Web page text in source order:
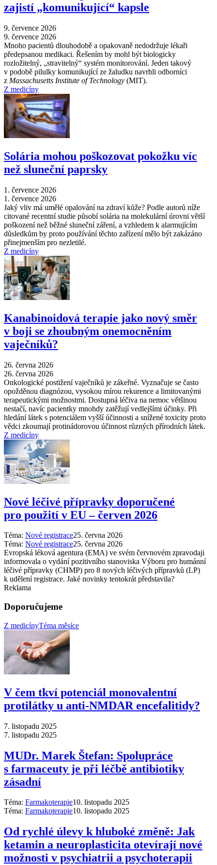
zajistí „komunikující“ kapsle
9. července 2026
9. července 2026
Mnoho pacientů dlouhodobě a opakovaně nedodržuje lékaři
předepsanou medikaci. Řešením by mohl být biologicky
rozložitelný, „stravitelný“ systém monitorování. Jeden takový
v podobě pilulky komunikující ze žaludku navrhli odborníci
z Massachusetts Institute of Technology (MIT).
Z medicíny
Solária mohou poškozovat pokožku víc
než sluneční paprsky
1. července 2026
1. července 2026
Jaký vliv má umělé opalování na zdraví kůže? Podle autorů níže
citované recentní studie působí solária na molekulární úrovni větší
poškození než běžné sluneční záření, a vzhledem k alarmujícím
důsledkům by proto používání těchto zařízení mělo být zakázáno
přinejmenším pro nezletilé.
Z medicíny
Kanabinoidová terapie jako nový směr
v boji se zhoubným onemocněním
vaječníků?
26. června 2026
26. června 2026
Onkologické postižení vaječníků je zákeřné. Vyznačuje se často
opožděnou diagnózou, vysokou mírou rekurence a limitovanými
terapeutickými možnostmi. Dostupná léčiva na nemoc většinou
nestačí, navíc pacientky mnohdy zatěžují vedlejšími účinky. Při
hledání látek s potenciálem vyšší účinnosti a snížené toxicity proto
vědci zkoumají protinádorovou účinnost různých přírodních látek.
Z medicíny
Nové léčivé přípravky doporučené
pro použití v EU –⁠ červen 2026
Téma: Nové registrace25. června 2026
Téma: Nové registrace25. června 2026
Evropská léková agentura (EMA) ve svém červnovém zpravodaji
informovala o vydání pozitivního stanoviska Výboru pro humánní
léčivé přípravky (CHMP) pro 8 nových léčivých přípravků (LP)
k udělení registrace. Jaké novinky tentokrát představila?
Reklama
Doporučujeme
Z medicínyTéma měsíce
V čem tkví potenciál monovalentní
protilátky u anti-NMDAR encefalitidy?
7. listopadu 2025
7. listopadu 2025
MUDr. Marek Štefan: Spolupráce
s farmaceuty je při léčbě antibiotiky
zásadní
Téma: Farmakoterapie10. listopadu 2025
Téma: Farmakoterapie10. listopadu 2025
Od rychlé úlevy k hluboké změně: Jak
ketamin a neuroplasticita otevírají nové
možnosti v psychiatrii a psychoterapii